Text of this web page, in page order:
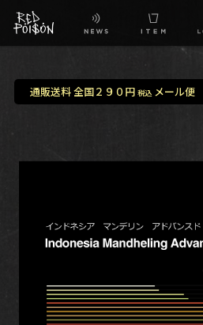
IG
通販送料 全国２９０円 税込メール便